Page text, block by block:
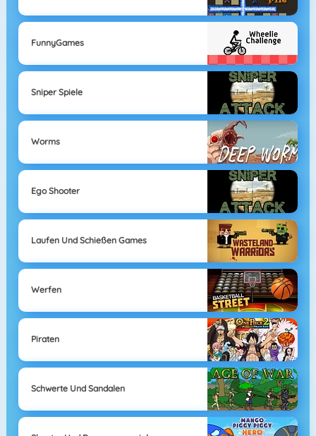
FunnyGames
Sniper Spiele
Worms
Ego Shooter
Laufen Und Schießen Games
Werfen
Piraten
Schwerte Und Sandalen